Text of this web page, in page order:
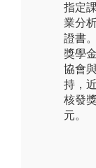
指定
業分
證書。
獎學
協會
持，
核發
元。